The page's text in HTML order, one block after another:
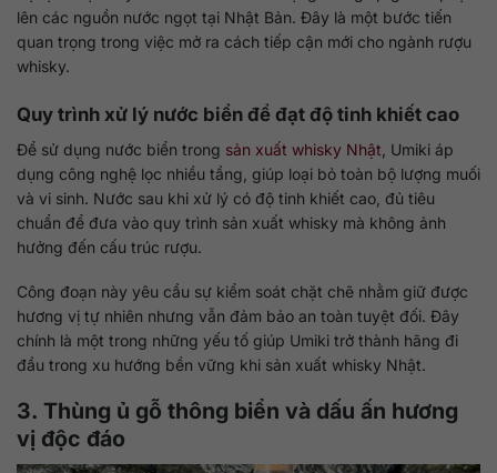
lên các nguồn nước ngọt tại Nhật Bản. Đây là một bước tiến
quan trọng trong việc mở ra cách tiếp cận mới cho ngành rượu
whisky.
Quy trình xử lý nước biển để đạt độ tinh khiết cao
Để sử dụng nước biển trong sản xuất whisky Nhật , Umiki áp
dụng công nghệ lọc nhiều tầng, giúp loại bỏ toàn bộ lượng muối
và vi sinh. Nước sau khi xử lý có độ tinh khiết cao, đủ tiêu
chuẩn để đưa vào quy trình sản xuất whisky mà không ảnh
hưởng đến cấu trúc rượu.
Công đoạn này yêu cầu sự kiểm soát chặt chẽ nhằm giữ được
hương vị tự nhiên nhưng vẫn đảm bảo an toàn tuyệt đối. Đây
chính là một trong những yếu tố giúp Umiki trở thành hãng đi
đầu trong xu hướng bền vững khi sản xuất whisky Nhật.
3. Thùng ủ gỗ thông biển và dấu ấn hương
vị độc đáo